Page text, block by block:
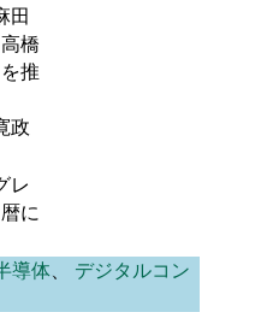
田
橋
推
政
レ
に
導体、 デジタルコン